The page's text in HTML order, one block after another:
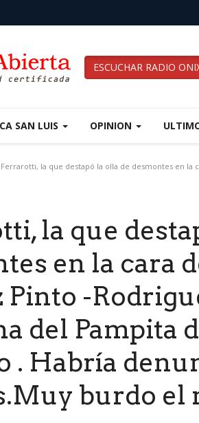
ESCUCHAR RADIO
SAN LUIS OPINION
Ferrarotti, la que destapó la olla de desmontes en la
la que
en la cara
-
del Pampita
. Habría
burdo el